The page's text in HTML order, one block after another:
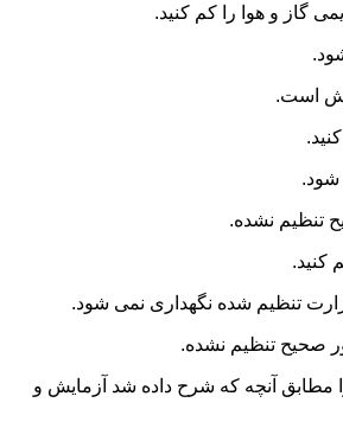
گاز و هوا را کم کنید.
است.
تنظیم نشده.
کنید.
صحیح تنظیم نشده.
مطابق آنچه که شرح داده شد آزمایش و